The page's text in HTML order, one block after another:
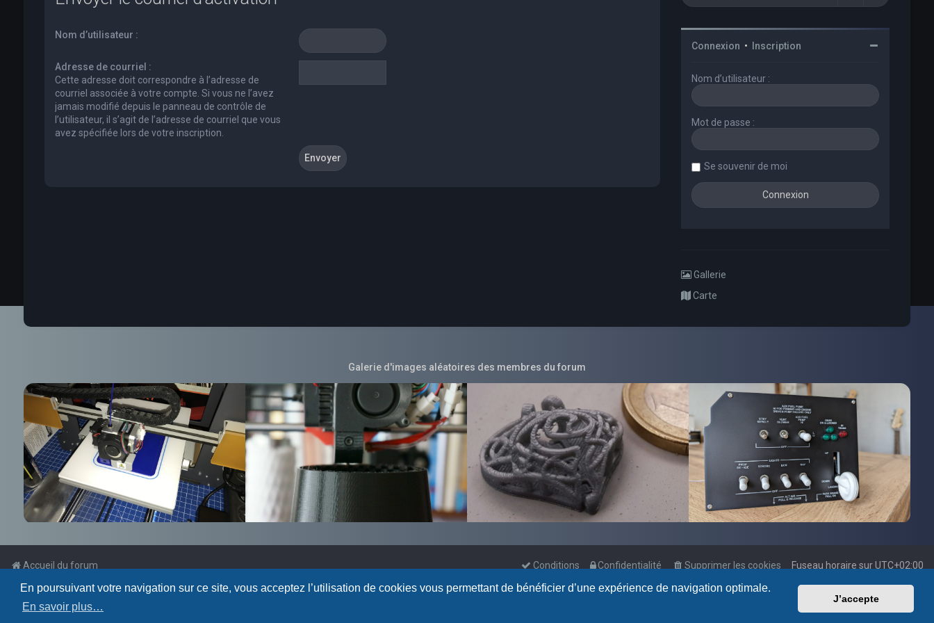
En poursuivant votre navigation sur ce site, vous acceptez l’utilisation de cookies vous permettant de bénéficier d’une expérience de navigation optimale.
En savoir plus…
J’accepte
Nom d’utilisateur :
Adresse de courriel :
Cette adresse doit correspondre à l’adresse de
courriel associée à votre compte. Si vous ne l’avez
jamais modifié depuis le panneau de contrôle de
l’utilisateur, il s’agit de l’adresse de courriel que vous
avez spécifiée lors de votre inscription.
Connexion • Inscription
Nom d’utilisateur :
Mot de passe :
Se souvenir de moi
Gallerie
Carte
Galerie d'images aléatoires des membres du forum
Accueil du forum Fuseau horaire surUTC+02:00
Supprimer les cookies
Confidentialité
Conditions
Powered by phpBB
Traduction française officielle